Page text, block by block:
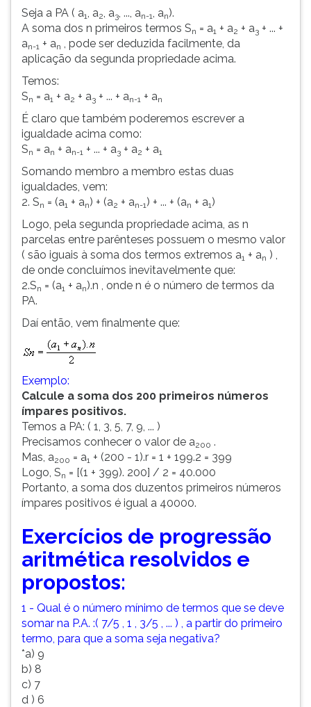
Seja a PA ( a1, a2, a3, ..., an-1, an).
A soma dos n primeiros termos Sn = a1 + a2 + a3 + ... +
an-1 + an , pode ser deduzida facilmente, da
aplicação da segunda propriedade acima.
Temos:
Sn = a1 + a2 + a3 + ... + an-1 + an
É claro que também poderemos escrever a
igualdade acima como:
Sn = an + an-1 + ... + a3 + a2 + a1
Somando membro a membro estas duas
igualdades, vem:
2. Sn = (a1 + an) + (a2 + an-1) + ... + (an + a1)
Logo, pela segunda propriedade acima, as n
parcelas entre parênteses possuem o mesmo valor
( são iguais à soma dos termos extremos a1 + an ) ,
de onde concluímos inevitavelmente que:
2.Sn = (a1 + an).n , onde n é o número de termos da
PA.
Daí então, vem finalmente que:
Exemplo:
Calcule a soma dos 200 primeiros números
ímpares positivos.
Temos a PA: ( 1, 3, 5, 7, 9, ... )
Precisamos conhecer o valor de a200 .
Mas, a200 = a1 + (200 - 1).r = 1 + 199.2 = 399
Logo, Sn = [(1 + 399). 200] / 2 = 40.000
Portanto, a soma dos duzentos primeiros números
ímpares positivos é igual a 40000.
Exercícios de progressão
aritmética resolvidos e
propostos:
1 - Qual é o número mínimo de termos que se deve
somar na P.A. :( 7/5 , 1 , 3/5 , ... ) , a partir do primeiro
termo, para que a soma seja negativa?
*a) 9
b) 8
c) 7
d ) 6